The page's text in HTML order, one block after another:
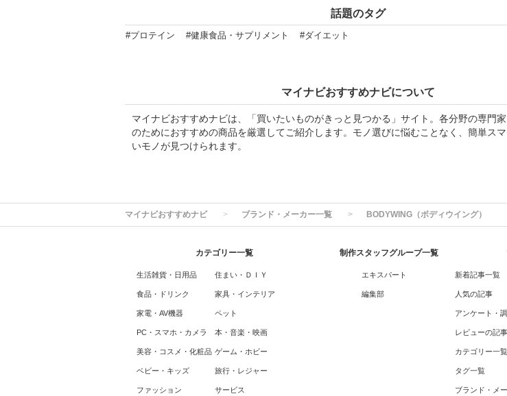
話題のタグ
#プロテイン #健康食品・サプリメント #ダイエット
マイナビおすすめナビについて
マイナビおすすめナビは、「買いたいものがきっと見つかる」サイト。各分野の専門
のためにおすすめの商品を厳選してご紹介します。モノ選びに悩むことなく、簡単ス
いモノが見つけられます。
マイナビおすすめナビ ブランド・メーカー一覧 BODYWING（ボディウイング）
カテゴリー一覧
生活雑貨・日用品
食品・ドリンク
家電・AV機器
PC・スマホ・カメラ
美容・コスメ・化粧品
ベビー・キッズ
ファッション
住まい・ＤＩＹ
家具・インテリア
ペット
本・音楽・映画
ゲーム・ホビー
旅行・レジャー
サービス
制作スタッフグループ一覧
エキスパート
編集部
新着記事一覧
人気の記事
アンケート・
レビューの記
カテゴリー一覧
タグ一覧
ブランド・メ